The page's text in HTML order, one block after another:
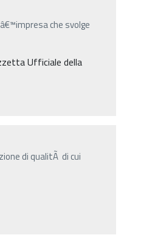
che svolge
Ufficiale della
di qualitÃ di cui